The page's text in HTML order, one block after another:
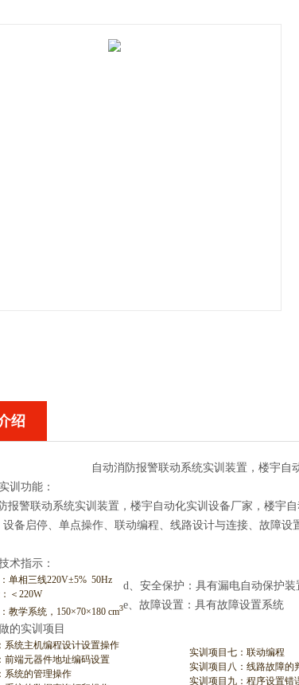
绍
自动消防报警联动系统实训装置，楼宇
训功能：
报警联动系统实训装置，楼宇自动化实训设备厂家，楼宇
设备启停、单点操作、联动编程、线路设计与连接、故障
术指示：
单相三线220V±5% 50Hz
＜220W
教学系统，150×70×180 cm3
d、安全保护：具有漏电自动保护装
e、故障设置：具有故障设置系统
的实训项目
系统主机编程设计设置操作
前端元器件地址编码设置
系统的管理操作
实训项目七：联动编程
实训项目八：线路故障的
实训项目九：程序设置错